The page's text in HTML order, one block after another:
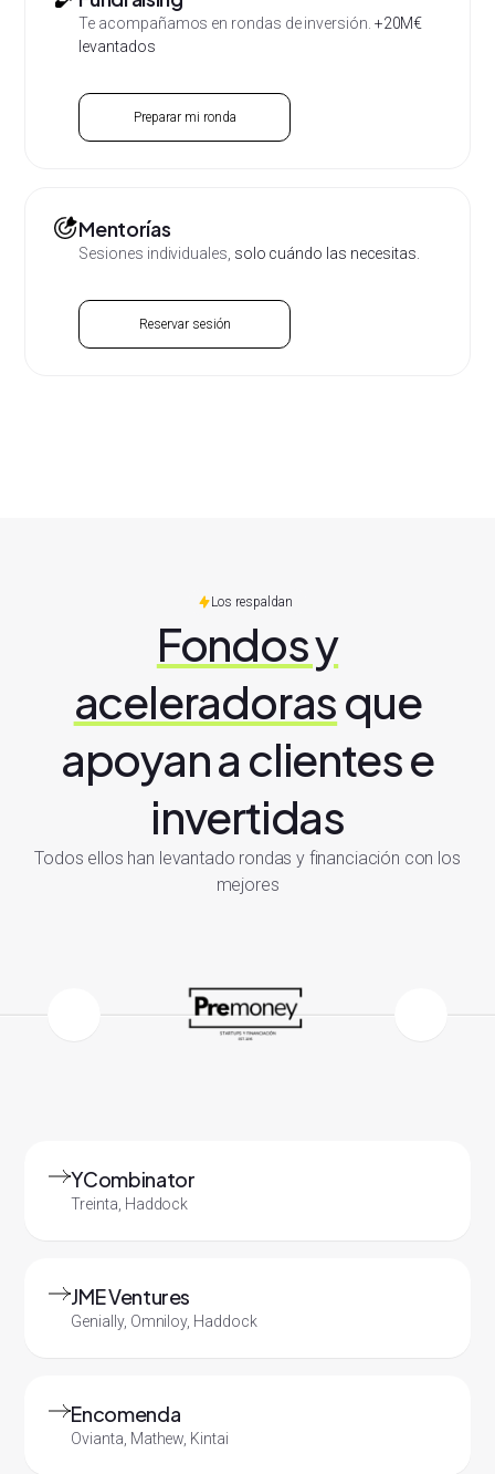
Te acompañamos en rondas de inversión. +20M€
levantados
Preparar mi ronda
Mentorías
Sesiones individuales, solo cuándo las necesitas.
Reservar sesión
Los respaldan
Fondos y
aceleradorasque
apoyan a clientes e
invertidas
Todos ellos han levantado rondas y financiación con los
mejores
YCombinator
Treinta, Haddock
JME Ventures
Genially, Omniloy, Haddock
Encomenda
Ovianta, Mathew, Kintai